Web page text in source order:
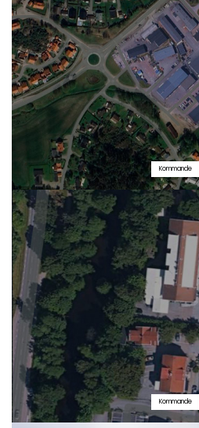
Kommande
Kommande